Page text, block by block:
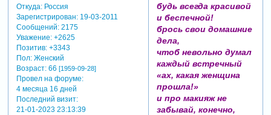
Откуда:Россия
Зарегистрирован: 19-03-2011
Сообщений:2175
Уважение: +2625
Позитив: +3343
Пол:Женский
Возраст:66 [1959-09-28]
Провел на форуме:
4 месяца 16 дней
Последний визит:
21-01-2023 23:13:39
будь всегда красивой
и беспечной!
брось свои домашние
дела,
чтоб невольно думал
каждый встречный
«ах, какая женщина
прошла!»
и про макияж не
забывай, конечно,